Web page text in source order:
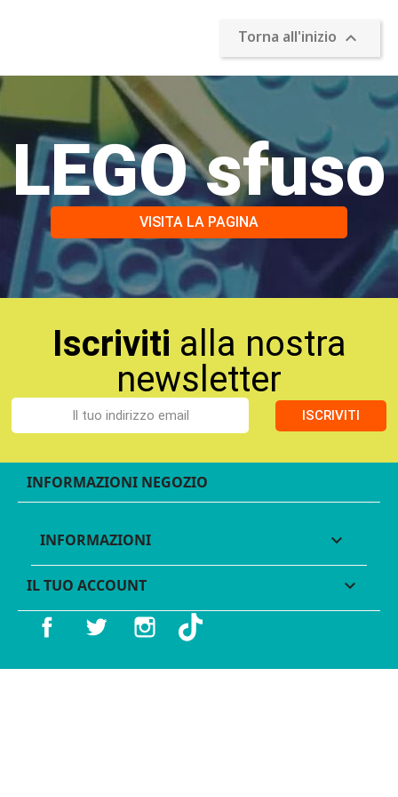
Torna all'inizio 
LEGO sfuso
VISITA LA PAGINA
Iscriviti alla nostra
newsletter
ISCRIVITI
INFORMAZIONI NEGOZIO
INFORMAZIONI 
IL TUO ACCOUNT 
Facebook Twitter Instagram